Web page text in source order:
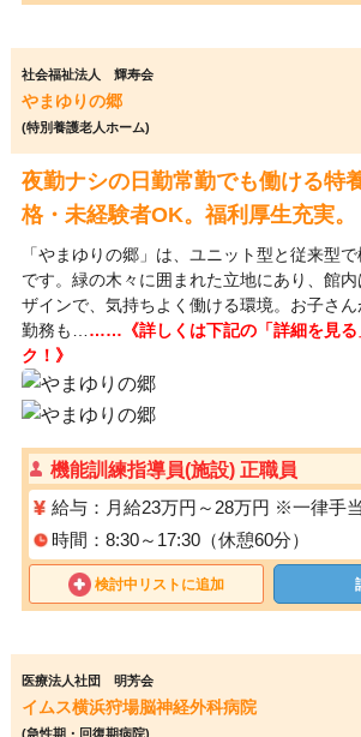
社会福祉法人 輝寿会
やまゆりの郷
(特別養護老人ホーム)
夜勤ナシの日勤常勤でも働ける特
格・未経験者OK。福利厚生充実。
「やまゆりの郷」は、ユニット型と従来型
です。緑の木々に囲まれた立地にあり、館
ザインで、気持ちよく働ける環境。お子さ
勤務も… ……《詳しくは下記の「詳細を見る
ク！》
機能訓練指導員(施設) 正職員
給与：月給23万円～28万円 ※一律手
時間：8:30～17:30（休憩60分）
検討中リストに追加
医療法人社団 明芳会
イムス横浜狩場脳神経外科病院
(急性期・回復期病院)